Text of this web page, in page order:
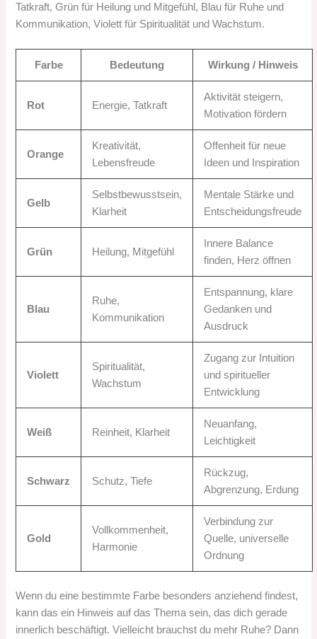
Tatkraft, Grün für Heilung und Mitgefühl, Blau für Ruhe und
Kommunikation, Violett für Spiritualität und Wachstum.
Farbe Bedeutung Wirkung / Hinweis
Rot Energie, Tatkraft
Aktivität steigern,
Motivation fördern
Orange
Kreativität,
Lebensfreude
Offenheit für neue
Ideen und Inspiration
Gelb
Selbstbewusstsein,
Klarheit
Mentale Stärke und
Entscheidungsfreude
Grün Heilung, Mitgefühl
Innere Balance
finden, Herz öffnen
Blau
Ruhe,
Kommunikation
Entspannung, klare
Gedanken und
Ausdruck
Violett
Spiritualität,
Wachstum
Zugang zur Intuition
und spiritueller
Entwicklung
Weiß Reinheit, Klarheit
Neuanfang,
Leichtigkeit
Schwarz Schutz, Tiefe
Rückzug,
Abgrenzung, Erdung
Gold
Vollkommenheit,
Harmonie
Verbindung zur
Quelle, universelle
Ordnung
Wenn du eine bestimmte Farbe besonders anziehend findest,
kann das ein Hinweis auf das Thema sein, das dich gerade
innerlich beschäftigt. Vielleicht brauchst du mehr Ruhe? Dann